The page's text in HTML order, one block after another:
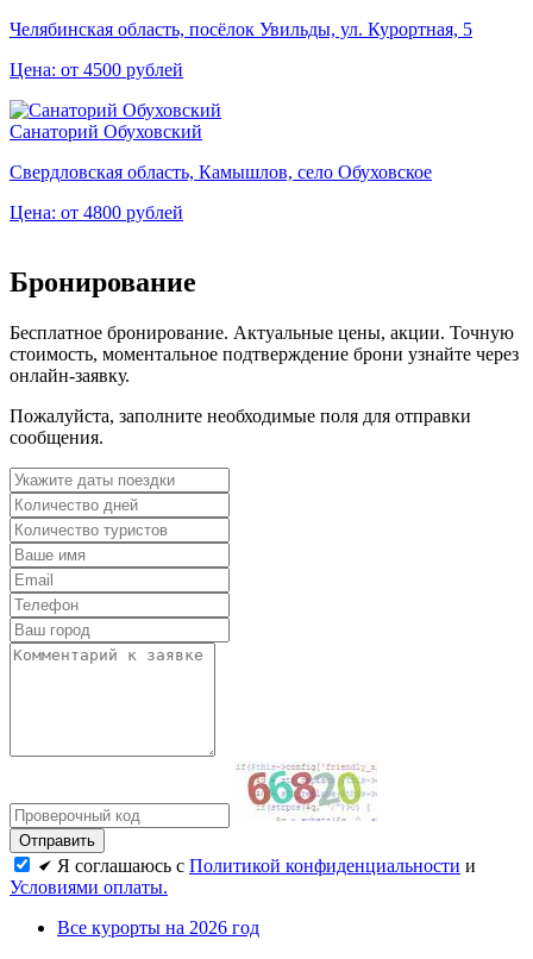
Челябинская область, посёлок Увильды, ул. Курортная, 5
Цена: от 4500 рублей
Санаторий Обуховский
Свердловская область, Камышлов, село Обуховское
Цена: от 4800 рублей
Бронирование
Бесплатное бронирование. Актуальные цены, акции. Точную
стоимость, моментальное подтверждение брони узнайте через
онлайн-заявку.
Пожалуйста, заполните необходимые поля для отправки
сообщения.
Я соглашаюсь с Политикой конфиденциальности и
Условиями оплаты.
Все курорты на 2026 год